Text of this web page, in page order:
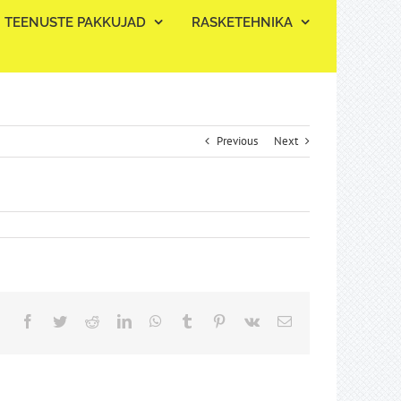
TEENUSTE PAKKUJAD RASKETEHNIKA
Previous Next
Facebook
TwitterRedditLinkedInWhatsApp
Tumblr Pinterest
Vk Email